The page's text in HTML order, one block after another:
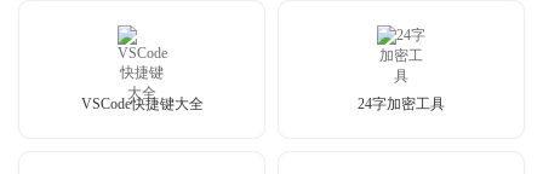
VSCode快捷键大全 24字加密工具